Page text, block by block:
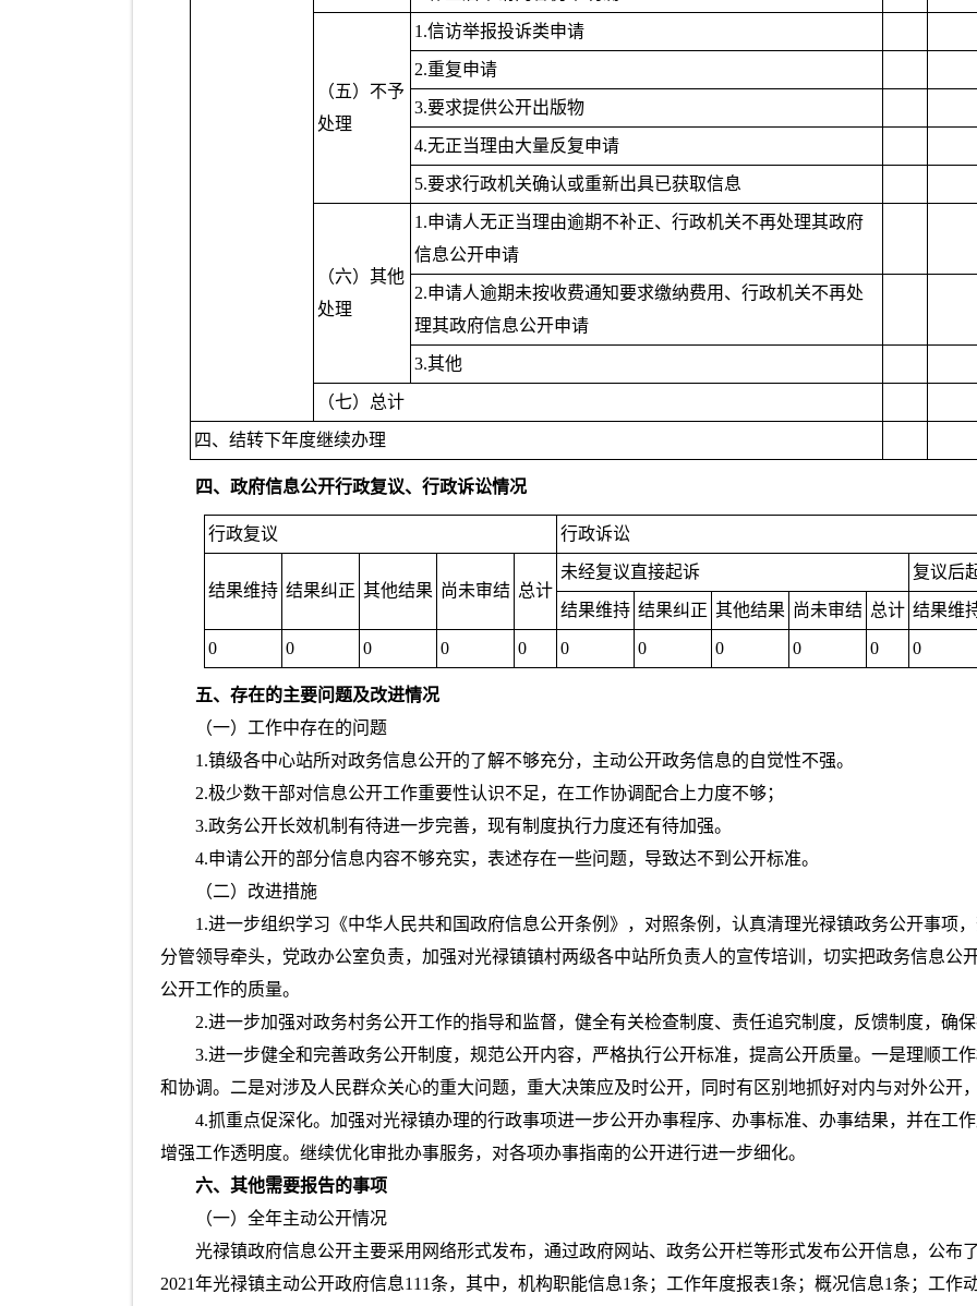
（五）不予
处理
1.信访举报投诉类申请
2.重复申请
3.要求提供公开出版物
4.无正当理由大量反复申请
5.要求行政机关确认或重新出具已获取信息
（六）其他
处理
1.申请人无正当理由逾期不补正、行政机关不再处理其政府
信息公开申请
2.申请人逾期未按收费通知要求缴纳费用、行政机关不再处
理其政府信息公开申请
3.其他
（七）总计
四、结转下年度继续办理
四、政府信息公开行政复议、行政诉讼情况
行政复议 行政诉讼
结果维持 结果纠正 其他结果 尚未审结 总计
未经复议直接起诉 复议后
结果维持 结果纠正 其他结果 尚未审结 总计 结果维
0 0 0 0 0 0 0 0 0 0 0
五、存在的主要问题及改进情况
（一）工作中存在的问题
1.镇级各中心站所对政务信息公开的了解不够充分，主动公开政务信息的自觉性不强。
2.极少数干部对信息公开工作重要性认识不足，在工作协调配合上力度不够；
3.政务公开长效机制有待进一步完善，现有制度执行力度还有待加强。
4.申请公开的部分信息内容不够充实，表述存在一些问题，导致达不到公开标准。
（二）改进措施
1.进一步组织学习《中华人民共和国政府信息公开条例》，对照条例，认真清理光禄镇政务公开事项
分管领导牵头，党政办公室负责，加强对光禄镇镇村两级各中站所负责人的宣传培训，切实把政务信息公
公开工作的质量。
2.进一步加强对政务村务公开工作的指导和监督，健全有关检查制度、责任追究制度，反馈制度，确保
3.进一步健全和完善政务公开制度，规范公开内容，严格执行公开标准，提高公开质量。一是理顺工
和协调。二是对涉及人民群众关心的重大问题，重大决策应及时公开，同时有区别地抓好对内与对外公开
4.抓重点促深化。加强对光禄镇办理的行政事项进一步公开办事程序、办事标准、办事结果，并在工
增强工作透明度。继续优化审批办事服务，对各项办事指南的公开进行进一步细化。
六、其他需要报告的事项
（一）全年主动公开情况
光禄镇政府信息公开主要采用网络形式发布，通过政府网站、政务公开栏等形式发布公开信息，公布
2021年光禄镇主动公开政府信息111条，其中，机构职能信息1条；工作年度报表1条；概况信息1条；工作